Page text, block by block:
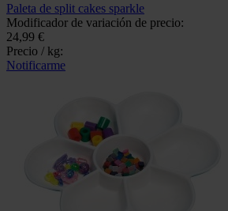
Paleta de split cakes sparkle
Modificador de variación de precio:
24,99 €
Precio / kg:
Notificarme